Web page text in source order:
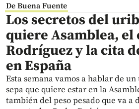
De Buena Fuente
Los secretos del
quiere Asamblea,
Rodríguez y la cita
en España
Esta semana vamos a hablar de
sepa que quiere estar en la
también del peso pesado que va a